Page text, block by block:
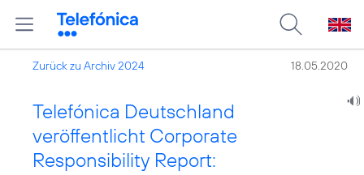
Zurück zu Archiv 2024 18.05.2020
Telefónica Deutschland
veröffentlicht Corporate
Responsibility Report: